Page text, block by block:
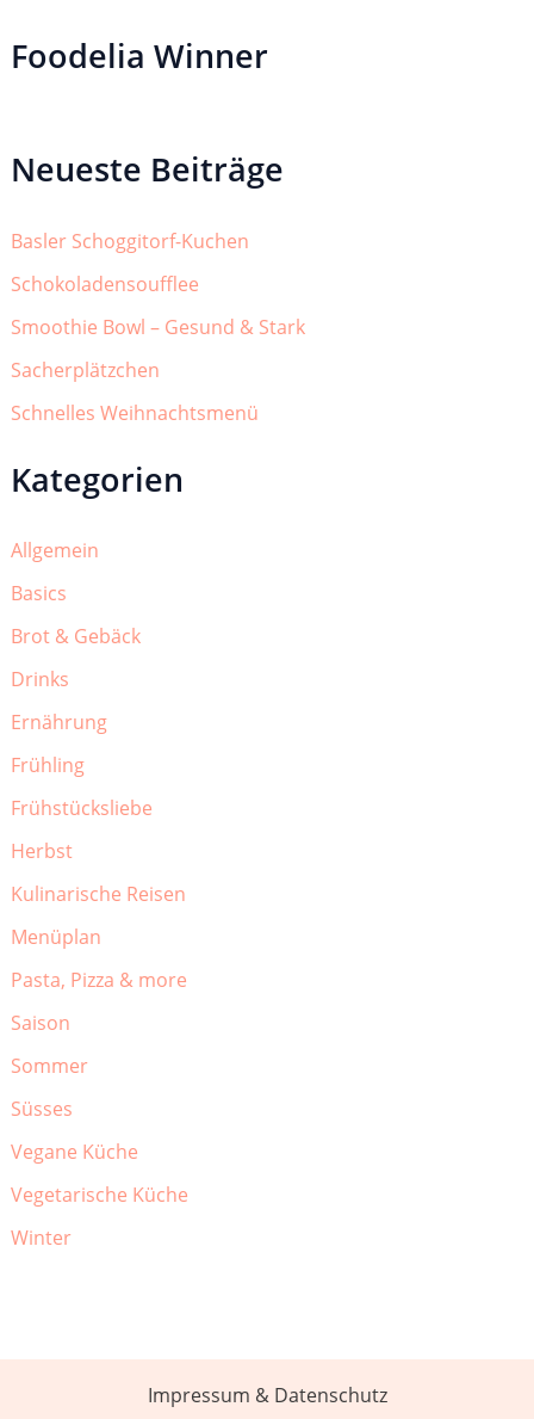
Foodelia Winner
Neueste Beiträge
Basler Schoggitorf-Kuchen
Schokoladensoufflee
Smoothie Bowl – Gesund & Stark
Sacherplätzchen
Schnelles Weihnachtsmenü
Kategorien
Allgemein
Basics
Brot & Gebäck
Drinks
Ernährung
Frühling
Frühstücksliebe
Herbst
Kulinarische Reisen
Menüplan
Pasta, Pizza & more
Saison
Sommer
Süsses
Vegane Küche
Vegetarische Küche
Winter
Impressum & Datenschutz